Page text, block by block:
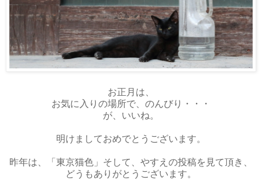
お正月は、
お気に入りの場所で、のんびり・・・
が、いいね。
明けましておめでとうございます。
昨年は、「東京猫色」そして、やすえの投稿を見て頂き、
どうもありがとうございます。